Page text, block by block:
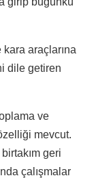
araçlarına
dile getiren
ve
mevcut.
geri
çalışmalar